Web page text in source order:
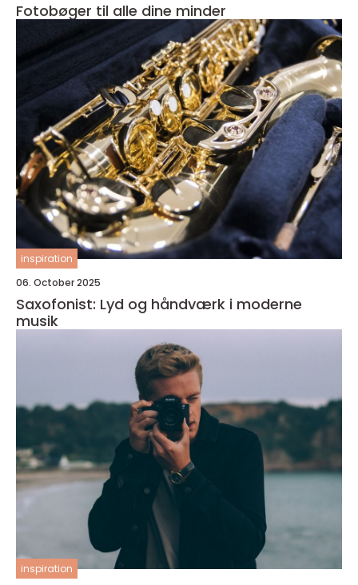
Fotobøger til alle dine minder
inspiration
06. October 2025
Saxofonist: Lyd og håndværk i moderne
musik
inspiration